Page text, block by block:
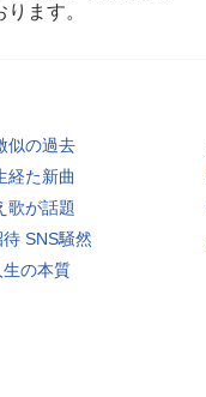
ます。
似の過去
経た新曲
歌が話題
SNS騒然
生の本質